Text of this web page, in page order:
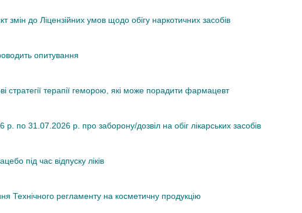
до Ліцензійних умов щодо обігу наркотичних засобів
опитування
стратегії терапії геморою, які може порадити фармацевт
по 31.07.2026 р. про заборону/дозвіл на обіг лікарських засобів
під час відпуску ліків
Технічного регламенту на косметичну продукцію